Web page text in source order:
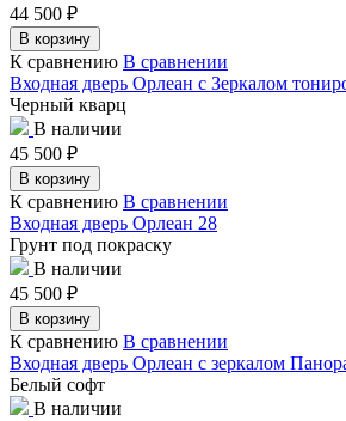
44 500 ₽
В корзину
К сравнению В сравнении
Входная дверь Орлеан с Зеркалом
Черный кварц
В наличии
45 500 ₽
В корзину
К сравнению В сравнении
Входная дверь Орлеан 28
Грунт под покраску
В наличии
45 500 ₽
В корзину
К сравнению В сравнении
Входная дверь Орлеан с зеркалом
Белый софт
В наличии